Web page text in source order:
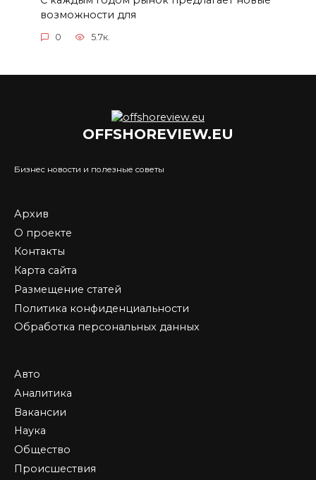
возможности для
0 5.7к.
OFFSHOREVIEW.EU
Бизнес новости и полезные советы
Архив
О проекте
Контакты
Карта сайта
Размещение статей
Политика конфиденциальности
Обработка персональных данных
Авто
Аналитика
Вакансии
Наука
Общество
Происшествия